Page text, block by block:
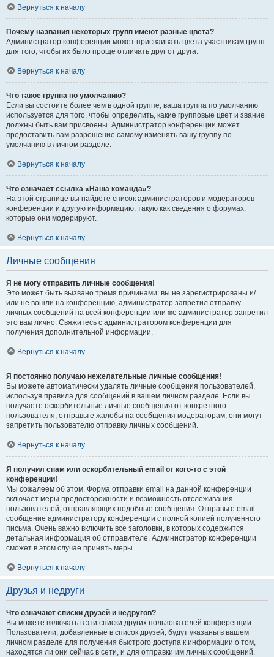
Вернуться к началу
Почему названия некоторых групп имеют разные цвета?
Администратор конференции может присваивать цвета участникам групп
для того, чтобы их было проще отличать друг от друга.
Вернуться к началу
Что такое группа по умолчанию?
Если вы состоите более чем в одной группе, ваша группа по умолчанию
используется для того, чтобы определить, какие групповые цвет и звание
должны быть вам присвоены. Администратор конференции может
предоставить вам разрешение самому изменять вашу группу по
умолчанию в личном разделе.
Вернуться к началу
Что означает ссылка «Наша команда»?
На этой странице вы найдёте список администраторов и модераторов
конференции и другую информацию, такую как сведения о форумах,
которые они модерируют.
Вернуться к началу
Личные сообщения
Я не могу отправить личные сообщения!
Это может быть вызвано тремя причинами: вы не зарегистрированы и/
или не вошли на конференцию, администратор запретил отправку
личных сообщений на всей конференции или же администратор запретил
это вам лично. Свяжитесь с администратором конференции для
получения дополнительной информации.
Вернуться к началу
Я постоянно получаю нежелательные личные сообщения!
Вы можете автоматически удалять личные сообщения пользователей,
используя правила для сообщений в вашем личном разделе. Если вы
получаете оскорбительные личные сообщения от конкретного
пользователя, отправьте жалобы на сообщения модераторам; они могут
запретить пользователю отправку личных сообщений.
Вернуться к началу
Я получил спам или оскорбительный email от кого-то с этой
конференции!
Мы сожалеем об этом. Форма отправки email на данной конференции
включает меры предосторожности и возможность отслеживания
пользователей, отправляющих подобные сообщения. Отправьте email-
сообщение администратору конференции с полной копией полученного
письма. Очень важно включить все заголовки, в которых содержится
детальная информация об отправителе. Администратор конференции
сможет в этом случае принять меры.
Вернуться к началу
Друзья и недруги
Что означают списки друзей и недругов?
Вы можете включать в эти списки других пользователей конференции.
Пользователи, добавленные в список друзей, будут указаны в вашем
личном разделе для получения быстрого доступа к информации о том,
находятся ли они сейчас в сети, и для отправки им личных сообщений.